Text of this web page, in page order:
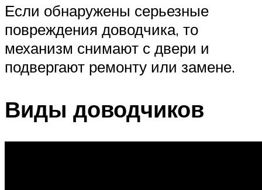
Если обнаружены серьезные
повреждения доводчика, то
механизм снимают с двери и
подвергают ремонту или замене.
Виды доводчиков